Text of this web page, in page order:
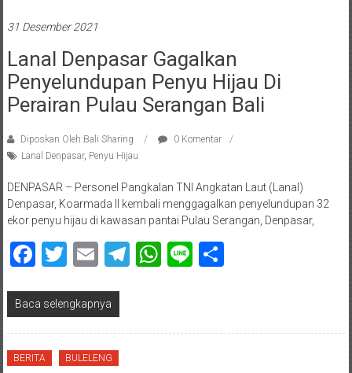
31 Desember 2021
Lanal Denpasar Gagalkan
Penyelundupan Penyu Hijau Di
Perairan Pulau Serangan Bali
Diposkan Oleh:Bali Sharing
0 Komentar
Lanal Denpasar, Penyu Hijau
DENPASAR – Personel Pangkalan TNI Angkatan Laut (Lanal)
Denpasar, Koarmada II kembali menggagalkan penyelundupan 32
ekor penyu hijau di kawasan pantai Pulau Serangan, Denpasar,
Facebook
Twitter
EmailTelegram
WhatsApp
LineShare
Baca selengkapnya
BERITA BULELENG